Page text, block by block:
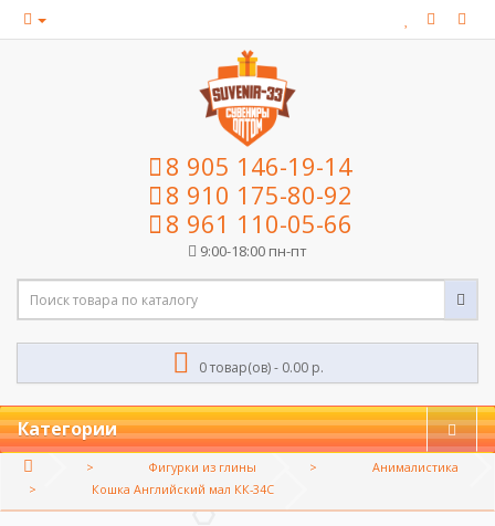
8 905 146-19-14
8 910 175-80-92
8 961 110-05-66
9:00-18:00 пн-пт
0 товар(ов) - 0.00 р.
Категории
Фигурки из глины
Анималистика
Кошка Английский мал КК-34С